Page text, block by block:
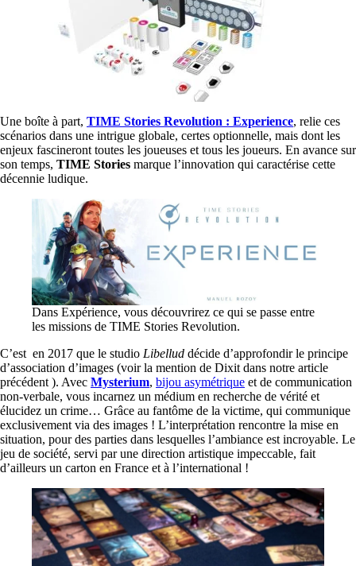
Une boîte à part, TIME Stories Revolution : Experience, relie ces
scénarios dans une intrigue globale, certes optionnelle, mais dont les
enjeux fascineront toutes les joueuses et tous les joueurs. En avance sur
son temps, TIME Stories marque l’innovation qui caractérise cette
décennie ludique.
Dans Expérience, vous découvrirez ce qui se passe entre
les missions de TIME Stories Revolution.
C’est en 2017 que le studio Libellud décide d’approfondir le principe
d’association d’images (voir la mention de Dixit dans notre article
précédent ). Avec Mysterium, bijou asymétrique et de communication
non-verbale, vous incarnez un médium en recherche de vérité et
élucidez un crime… Grâce au fantôme de la victime, qui communique
exclusivement via des images ! L’interprétation rencontre la mise en
situation, pour des parties dans lesquelles l’ambiance est incroyable. Le
jeu de société, servi par une direction artistique impeccable, fait
d’ailleurs un carton en France et à l’international !